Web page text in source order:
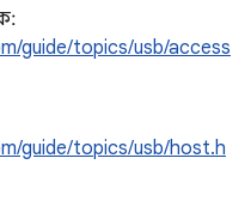
guide/topics/usb/access
guide/topics/usb/host.h